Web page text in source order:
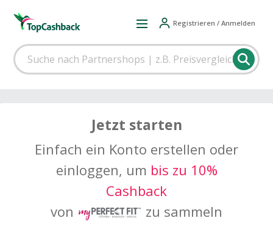
Registrieren / Anmelden
Jetzt starten
Einfach ein Konto erstellen oder
einloggen, um bis zu 10%
Cashback
von
zu sammeln